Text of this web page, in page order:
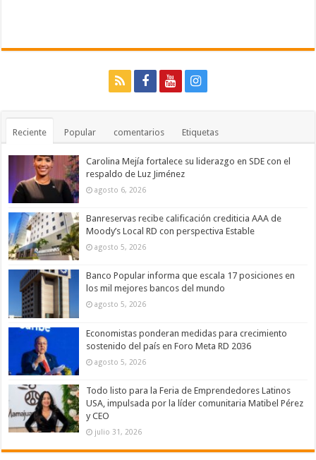
Reciente Popular comentarios Etiquetas
Carolina Mejía fortalece su liderazgo en SDE con el
respaldo de Luz Jiménez
agosto 6, 2026
Banreservas recibe calificación crediticia AAA de
Moody’s Local RD con perspectiva Estable
agosto 5, 2026
Banco Popular informa que escala 17 posiciones en
los mil mejores bancos del mundo
agosto 5, 2026
Economistas ponderan medidas para crecimiento
sostenido del país en Foro Meta RD 2036
agosto 5, 2026
Todo listo para la Feria de Emprendedores Latinos
USA, impulsada por la líder comunitaria Matibel Pérez
y CEO
julio 31, 2026